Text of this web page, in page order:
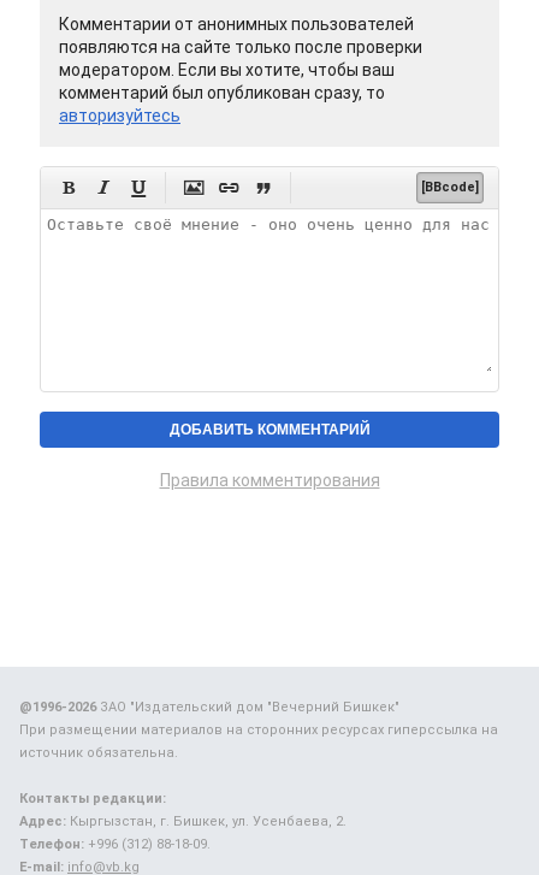
Комментарии от анонимных пользователей
появляются на сайте только после проверки
модератором. Если вы хотите, чтобы ваш
комментарий был опубликован сразу, то
авторизуйтесь
      [BBcode]
Правила комментирования
@1996-2026ЗАО "Издательский дом "Вечерний Бишкек"
При размещении материалов на сторонних ресурсах гиперссылка на
источник обязательна.
Контакты редакции:
Адрес: Кыргызстан, г. Бишкек, ул. Усенбаева, 2.
Телефон: +996 (312) 88-18-09.
E-mail: info@vb.kg